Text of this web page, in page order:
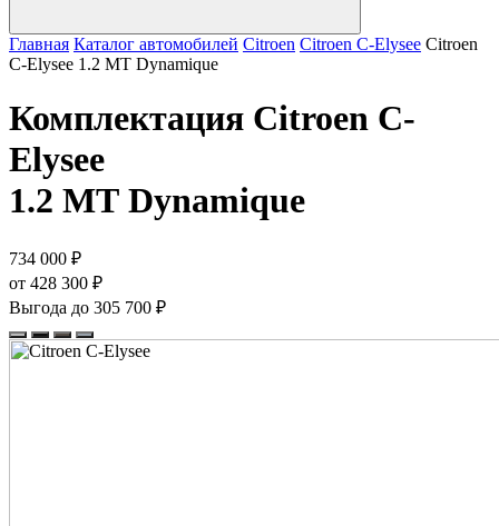
Главная Каталог автомобилей Citroen Citroen C-Elysee Citroen
C-Elysee 1.2 МТ Dynamique
Комплектация Citroen C-
Elysee
1.2 МТ Dynamique
734 000 ₽
от 428 300 ₽
Выгода до 305 700 ₽